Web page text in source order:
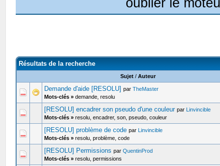
oublier le
Résultats de la recherche
Sujet /Auteur
Demande d'aide [RESOLU] parTheMaster
Mots-clés »demande, resolu
[RESOLU] encadrer son pseudo d'une couleur par Linvincible
Mots-clés »resolu, encadrer, son, pseudo, couleur
[RESOLU] problème de code par Linvincible
Mots-clés »resolu, problème, code
[RESOLU] PermissionsparQuentinProd
Mots-clés »resolu, permissions